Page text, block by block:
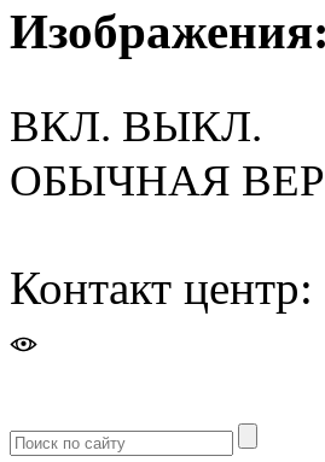
Изображения:
ВКЛ. ВЫКЛ.
ОБЫЧНАЯ
Контакт